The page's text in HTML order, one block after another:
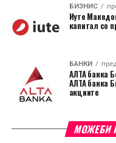
БИЗНИС
Иуте
капитал со
БАНКИ
АЛТА банка
АЛТА банка
акциите
МОЖЕБИ